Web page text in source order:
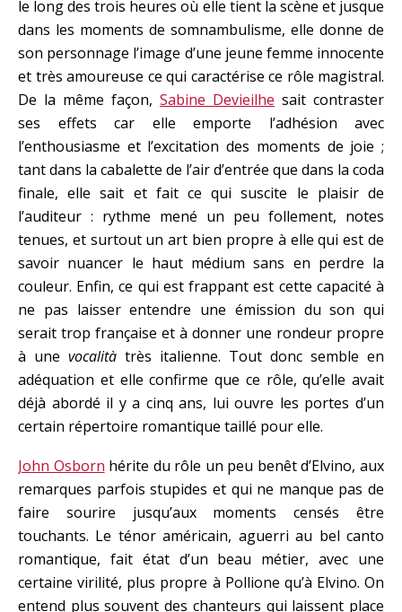
le long des trois heures où elle tient la scène et jusque
dans les moments de somnambulisme, elle donne de
son personnage l’image d’une jeune femme innocente
et très amoureuse ce qui caractérise ce rôle magistral.
De la même façon, Sabine Devieilhe sait contraster
ses effets car elle emporte l’adhésion avec
l’enthousiasme et l’excitation des moments de joie ;
tant dans la cabalette de l’air d’entrée que dans la coda
finale, elle sait et fait ce qui suscite le plaisir de
l’auditeur : rythme mené un peu follement, notes
tenues, et surtout un art bien propre à elle qui est de
savoir nuancer le haut médium sans en perdre la
couleur. Enfin, ce qui est frappant est cette capacité à
ne pas laisser entendre une émission du son qui
serait trop française et à donner une rondeur propre
à une vocalità très italienne. Tout donc semble en
adéquation et elle confirme que ce rôle, qu’elle avait
déjà abordé il y a cinq ans, lui ouvre les portes d’un
certain répertoire romantique taillé pour elle.
John Osborn hérite du rôle un peu benêt d’Elvino, aux
remarques parfois stupides et qui ne manque pas de
faire sourire jusqu’aux moments censés être
touchants. Le ténor américain, aguerri au bel canto
romantique, fait état d’un beau métier, avec une
certaine virilité, plus propre à Pollione qu’à Elvino. On
entend plus souvent des chanteurs qui laissent place